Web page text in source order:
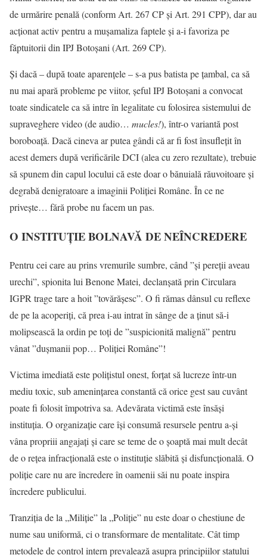
de urmărire penală (conform Art. 267 CP și Art. 291 CPP), dar au
acționat activ pentru a mușamaliza faptele și a-i favoriza pe
făptuitorii din IPJ Botoșani (Art. 269 CP).
Și dacă – după toate aparențele – s-a pus batista pe țambal, ca să
nu mai apară probleme pe viitor, șeful IPJ Botoșani a convocat
toate sindicatele ca să intre în legalitate cu folosirea sistemului de
supraveghere video (de audio… mucles!), într-o variantă post
boroboață. Dacă cineva ar putea gândi că ar fi fost însuflețit în
acest demers după verificările DCI (alea cu zero rezultate), trebuie
să spunem din capul locului că este doar o bănuială răuvoitoare și
degrabă denigratoare a imaginii Poliției Române. În ce ne
privește… fără probe nu facem un pas.
O INSTITUȚIE BOLNAVĂ DE NEÎNCREDERE
Pentru cei care au prins vremurile sumbre, când ”și pereții aveau
urechi”, spionita lui Benone Matei, declanșată prin Circulara
IGPR trage tare a hoit ”tovărășesc”. O fi rămas dânsul cu reflexe
de pe la acoperiți, că prea i-au intrat în sânge de a ținut să-i
molipsească la ordin pe toți de ”suspicionită malignă” pentru
vânat ”dușmanii pop… Poliției Române”!
Victima imediată este polițistul onest, forțat să lucreze într-un
mediu toxic, sub amenințarea constantă că orice gest sau cuvânt
poate fi folosit împotriva sa. Adevărata victimă este însăși
instituția. O organizație care își consumă resursele pentru a-și
vâna propriii angajați și care se teme de o șoaptă mai mult decât
de o rețea infracțională este o instituție slăbită și disfuncțională. O
poliție care nu are încredere în oamenii săi nu poate inspira
încredere publicului.
Tranziția de la „Miliție” la „Poliție” nu este doar o chestiune de
nume sau uniformă, ci o transformare de mentalitate. Cât timp
metodele de control intern prevalează asupra principiilor statului